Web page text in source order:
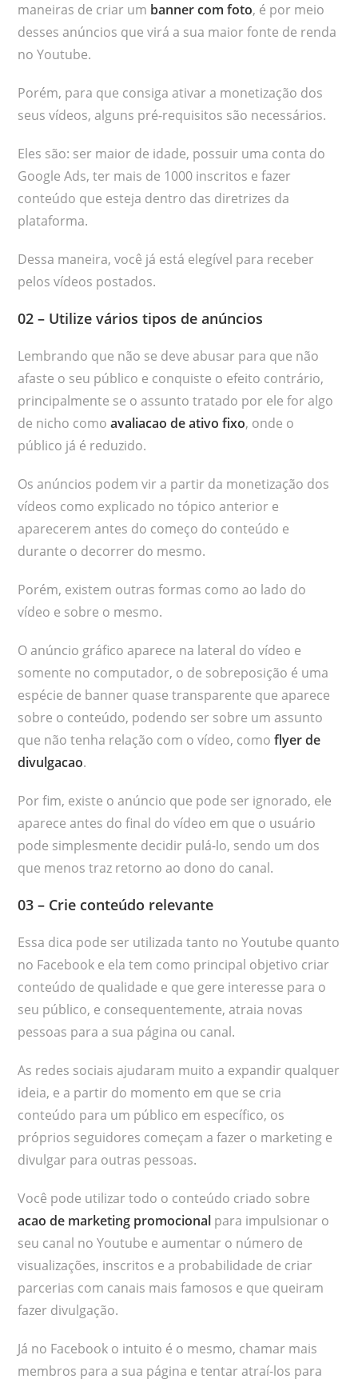
maneiras de criar um banner com foto, é por meio
desses anúncios que virá a sua maior fonte de renda
no Youtube.
Porém, para que consiga ativar a monetização dos
seus vídeos, alguns pré-requisitos são necessários.
Eles são: ser maior de idade, possuir uma conta do
Google Ads, ter mais de 1000 inscritos e fazer
conteúdo que esteja dentro das diretrizes da
plataforma.
Dessa maneira, você já está elegível para receber
pelos vídeos postados.
02 – Utilize vários tipos de anúncios
Lembrando que não se deve abusar para que não
afaste o seu público e conquiste o efeito contrário,
principalmente se o assunto tratado por ele for algo
de nicho comoavaliacao de ativo fixo, onde o
público já é reduzido.
Os anúncios podem vir a partir da monetização dos
vídeos como explicado no tópico anterior e
aparecerem antes do começo do conteúdo e
durante o decorrer do mesmo.
Porém, existem outras formas como ao lado do
vídeo e sobre o mesmo.
O anúncio gráfico aparece na lateral do vídeo e
somente no computador, o de sobreposição é uma
espécie de banner quase transparente que aparece
sobre o conteúdo, podendo ser sobre um assunto
que não tenha relação com o vídeo, comoflyer de
divulgacao.
Por fim, existe o anúncio que pode ser ignorado, ele
aparece antes do final do vídeo em que o usuário
pode simplesmente decidir pulá-lo, sendo um dos
que menos traz retorno ao dono do canal.
03 – Crie conteúdo relevante
Essa dica pode ser utilizada tanto no Youtube quanto
no Facebook e ela tem como principal objetivo criar
conteúdo de qualidade e que gere interesse para o
seu público, e consequentemente, atraia novas
pessoas para a sua página ou canal.
As redes sociais ajudaram muito a expandir qualquer
ideia, e a partir do momento em que se cria
conteúdo para um público em específico, os
próprios seguidores começam a fazer o marketing e
divulgar para outras pessoas.
Você pode utilizar todo o conteúdo criado sobre
acao de marketing promocional para impulsionar o
seu canal no Youtube e aumentar o número de
visualizações, inscritos e a probabilidade de criar
parcerias com canais mais famosos e que queiram
fazer divulgação.
Já no Facebook o intuito é o mesmo, chamar mais
membros para a sua página e tentar atraí-los para